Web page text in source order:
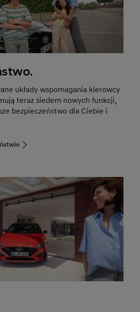
układy wspomagania kierowcy
teraz siedem nowych funkcji,
bezpieczeństwo dla Ciebie i